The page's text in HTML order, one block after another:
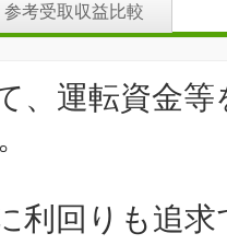
参考受取収益比較
、運転資金
利回りも追